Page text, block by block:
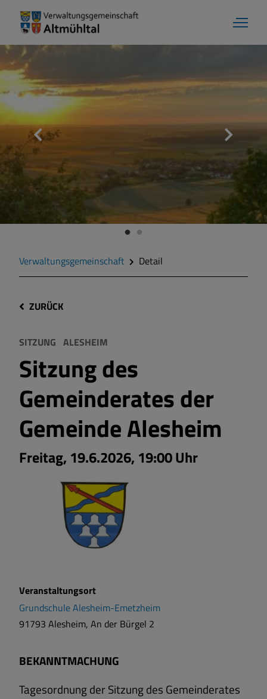
Verwaltungsgemeinschaft Detail
ZURÜCK
SITZUNG ALESHEIM
Sitzung des
Gemeinderates der
Gemeinde Alesheim
Freitag, 19.6.2026, 19:00 Uhr
BEKANNTMACHUNG
Tagesordnung der Sitzung des Gemeinderates
Veranstaltungsort
Grundschule Alesheim-Emetzheim
91793 Alesheim, An der Bürgel 2